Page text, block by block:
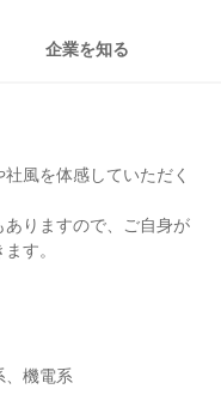
企業を知る
風を体感していただく
ありますので、ご自身が
す。
、機電系